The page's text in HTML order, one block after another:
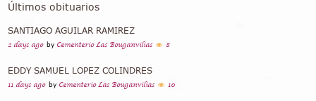
Últimos obituarios
SANTIAGO AGUILAR RAMIREZ
2 days ago by Cementerio Las Bouganvilias 8
EDDY SAMUEL LOPEZ COLINDRES
11 days ago by Cementerio Las Bouganvilias 10